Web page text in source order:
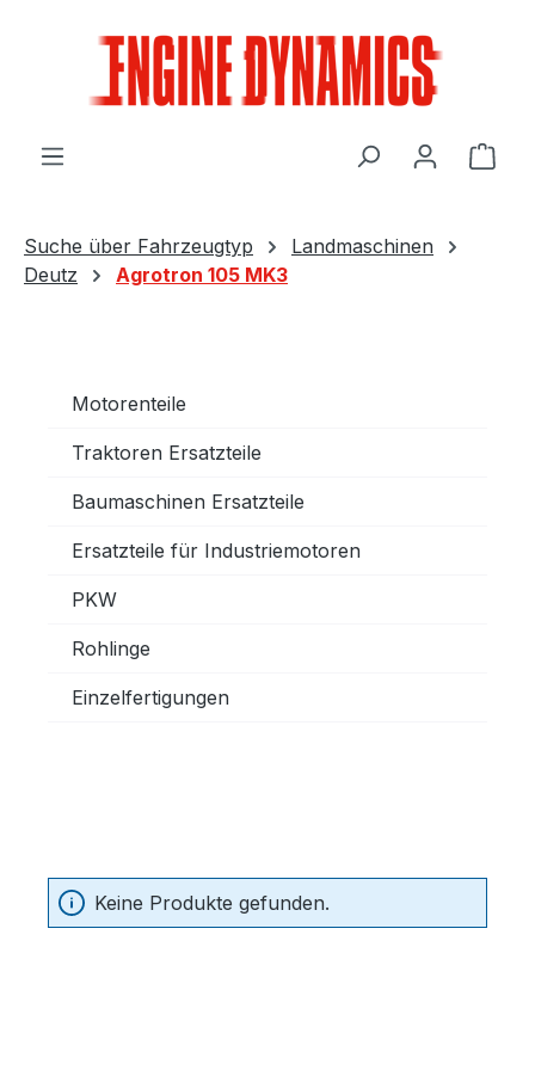
Suche über Fahrzeugtyp
Landmaschinen
Deutz
Agrotron 105 MK3
Motorenteile
Traktoren Ersatzteile
Baumaschinen Ersatzteile
Ersatzteile für Industriemotoren
PKW
Rohlinge
Einzelfertigungen
Keine Produkte gefunden.